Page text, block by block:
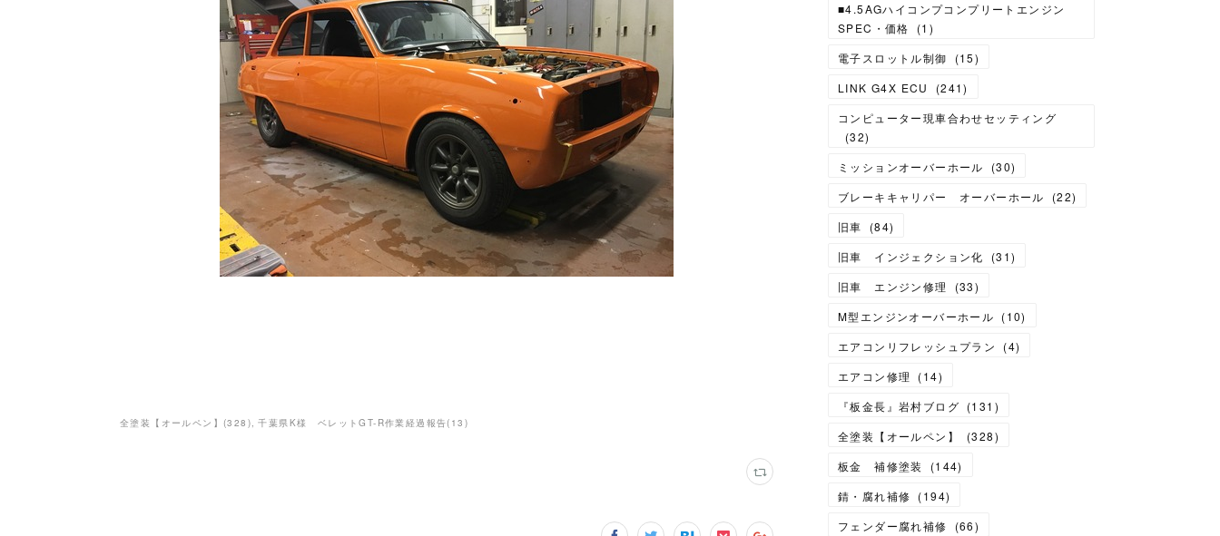
全塗装【オールペン】 (328 ) 千葉県K様 ベレットGT-R作業経過報告( 13 )
■4.5AGハイコンプコンプリートエンジン
SPEC・価格
(1 )
電子スロットル制御
(15)
LINK G4X ECU
(241)
コンピューター現車合わせセッティング
(32)
ミッションオーバーホール
(30)
ブレーキキャリパー オーバーホール
(22)
旧車
(84)
旧車 インジェクション化
(31)
旧車 エンジン修理
(33)
M型エンジンオーバーホール (10)
エアコンリフレッシュプラン
(4)
エアコン修理
(14)
『板金長』岩村ブログ (131 )
全塗装【オールペン】
(328)
板金 補修塗装
(144)
錆・腐れ補修 (194)
フェンダー腐れ補修
(66)